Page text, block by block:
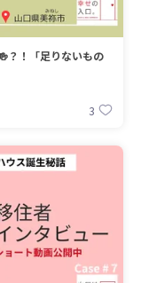
？！「足りないもの
3